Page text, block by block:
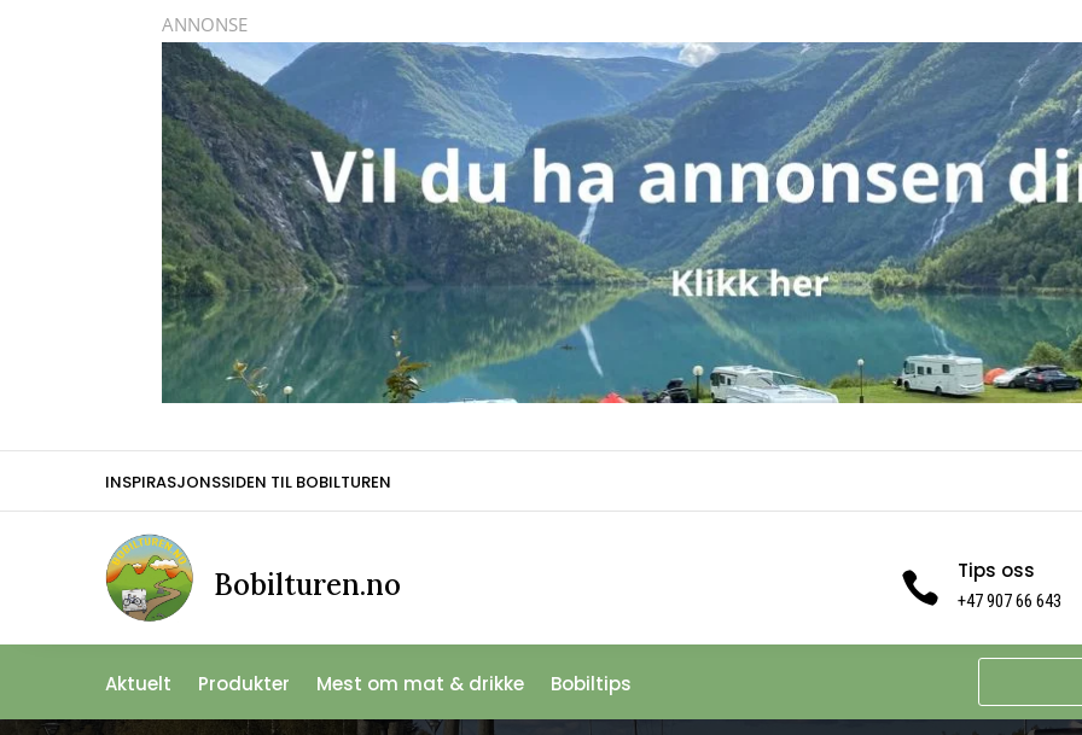
INSPIRASJONSSIDEN TIL BOBILTUREN
Bobilturen.no  Tips oss
+47 907 66 643
Aktuelt Produkter Mest om mat & drikke Bobiltips